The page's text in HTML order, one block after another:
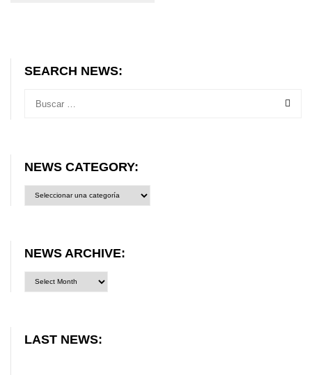
SEARCH NEWS:
NEWS CATEGORY:
category:
NEWS ARCHIVE:
LAST NEWS: